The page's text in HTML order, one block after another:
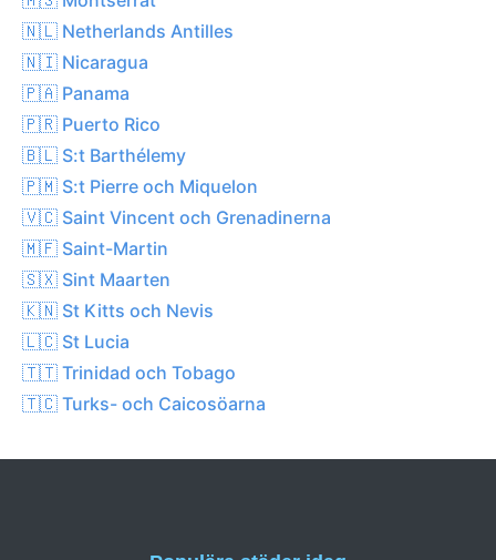
🇳🇱 Netherlands Antilles
🇳🇮 Nicaragua
🇵🇦 Panama
🇵🇷 Puerto Rico
🇧🇱 S:t Barthélemy
🇵🇲 S:t Pierre och Miquelon
🇻🇨 Saint Vincent och Grenadinerna
🇲🇫 Saint-Martin
🇸🇽 Sint Maarten
🇰🇳 St Kitts och Nevis
🇱🇨 St Lucia
🇹🇹 Trinidad och Tobago
🇹🇨 Turks- och Caicosöarna